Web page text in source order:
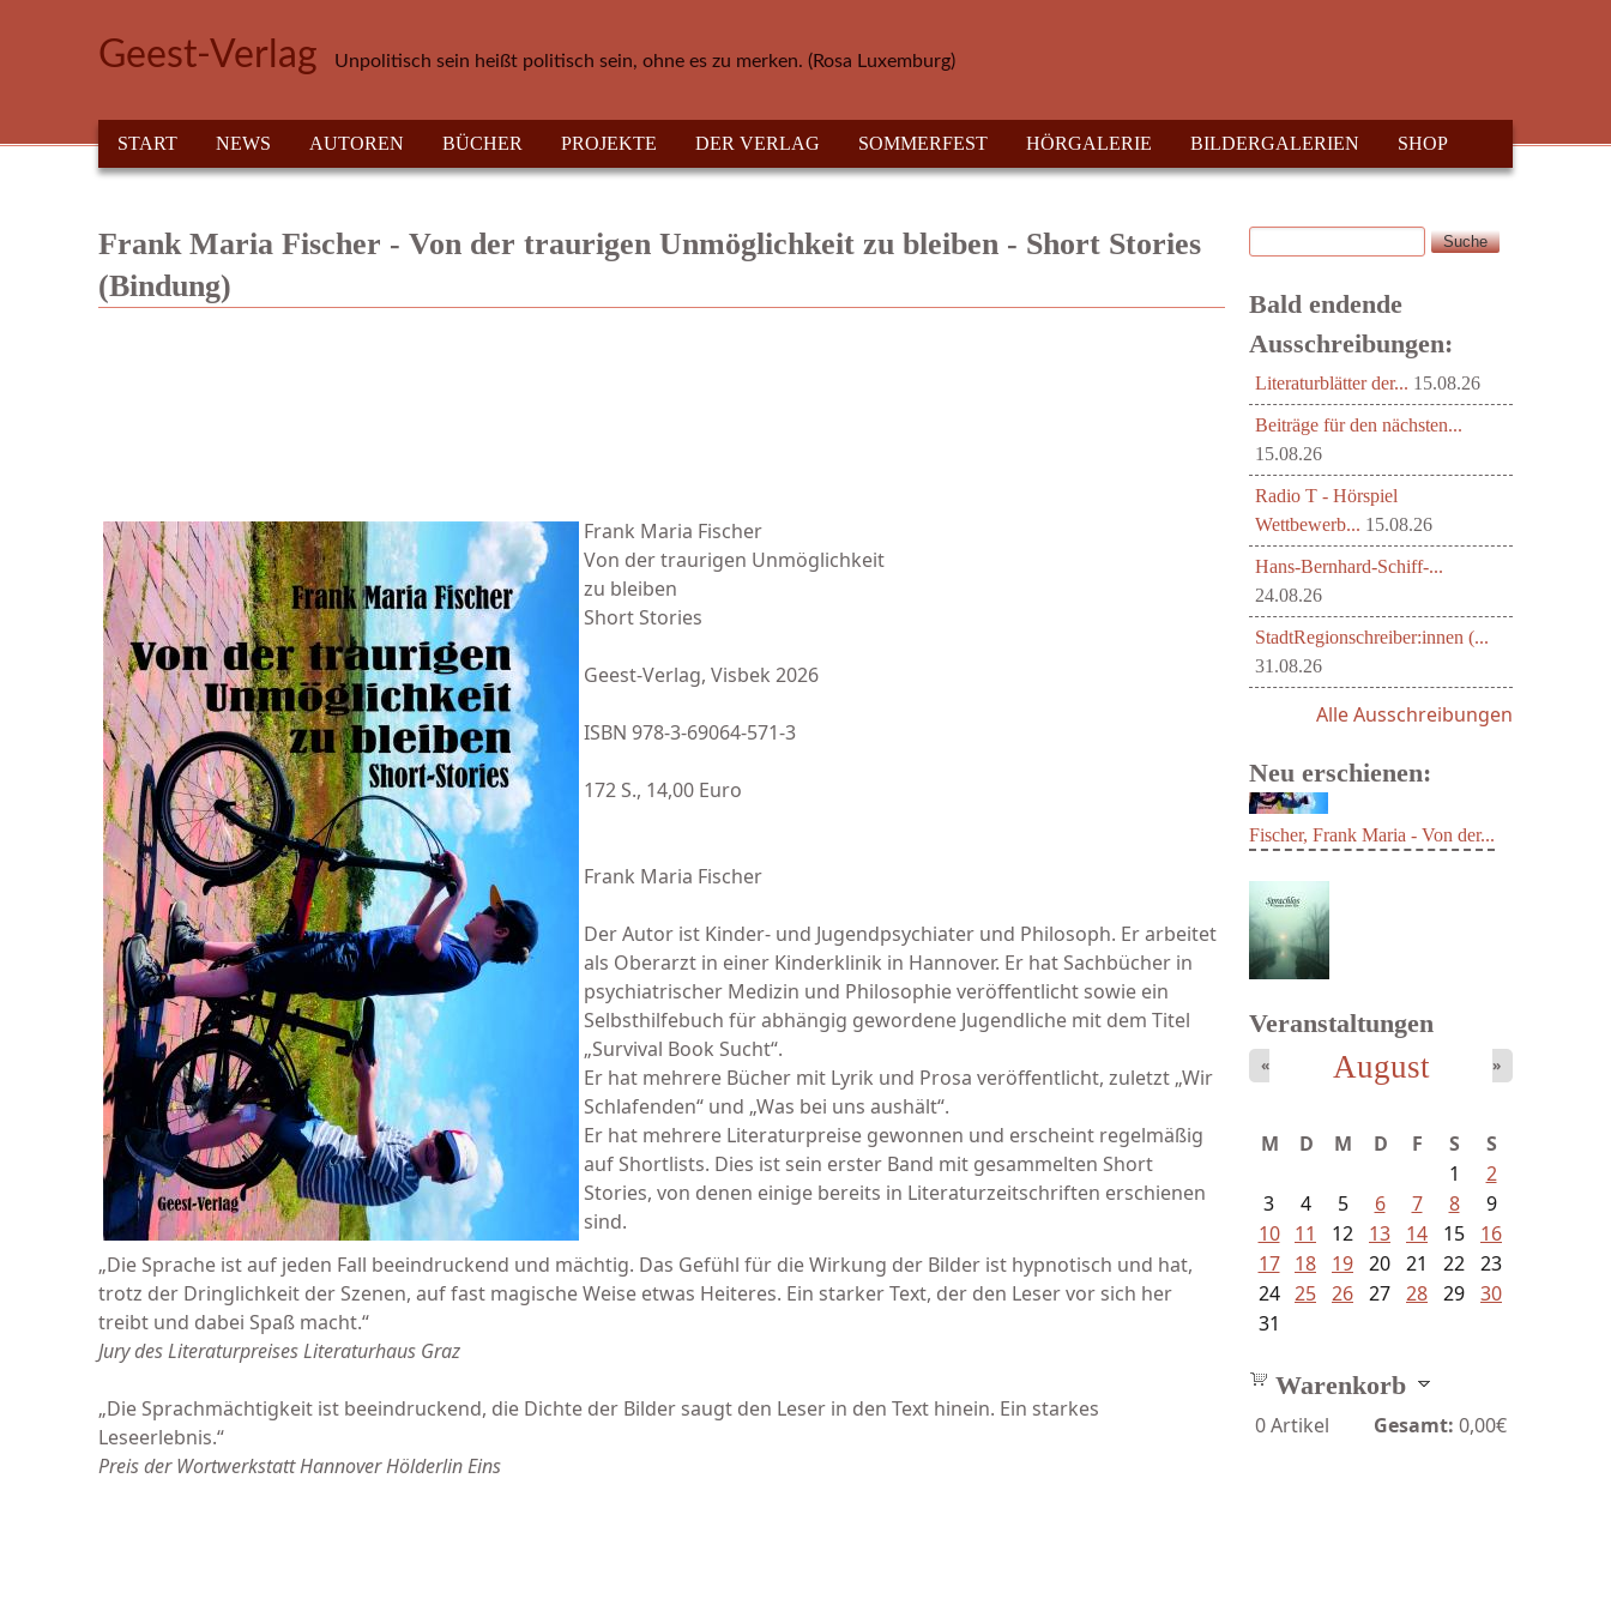
Geest-Verlag Unpolitisch sein heißt politisch sein, ohne es zu merken. (Rosa Luxemburg)
HAUPTMENÜ
START NEWS AUTOREN BÜCHER PROJEKTE DER VERLAG SOMMERFEST HÖRGALERIE BILDERGALERIEN SHOP
Frank Maria Fischer - Von der traurigen Unmöglichkeit zu bleiben - Short Stories
(Bindung)
Frank Maria Fischer
Von der traurigen Unmöglichkeit
zu bleiben
Short Stories
Geest-Verlag, Visbek 2026
ISBN 978-3-69064-571-3
172 S., 14,00 Euro
Frank Maria Fischer
Der Autor ist Kinder- und Jugendpsychiater und Philosoph. Er arbeitet
als Oberarzt in einer Kinderklinik in Hannover. Er hat Sachbücher in
psychiatrischer Medizin und Philosophie veröffentlicht sowie ein
Selbsthilfebuch für abhängig gewordene Jugendliche mit dem Titel
„Survival Book Sucht“.
Er hat mehrere Bücher mit Lyrik und Prosa veröffentlicht, zuletzt „Wir
Schlafenden“ und „Was bei uns aushält“.
Er hat mehrere Literaturpreise gewonnen und erscheint regelmäßig
auf Shortlists. Dies ist sein erster Band mit gesammelten Short
Stories, von denen einige bereits in Literaturzeitschriften erschienen
sind.
„Die Sprache ist auf jeden Fall beeindruckend und mächtig. Das Gefühl für die Wirkung der Bilder ist hypnotisch und hat,
trotz der Dringlichkeit der Szenen, auf fast magische Weise etwas Heiteres. Ein starker Text, der den Leser vor sich her
treibt und dabei Spaß macht.“
Jury des Literaturpreises Literaturhaus Graz
„Die Sprachmächtigkeit ist beeindruckend, die Dichte der Bilder saugt den Leser in den Text hinein. Ein starkes
Leseerlebnis.“
Preis der Wortwerkstatt Hannover Hölderlin Eins
Suchformular
Suche
Bald endende
Ausschreibungen:
Literaturblätter der... 15.08.26
Beiträge für den nächsten...
15.08.26
Radio T - Hörspiel
Wettbewerb... 15.08.26
Hans-Bernhard-Schiff-...
24.08.26
StadtRegionschreiber:innen (...
31.08.26
Alle Ausschreibungen
Neu erschienen:
Fischer, Frank Maria - Von der...
Veranstaltungen
August
« »
M D M D F S
S
1
2
3
4 5 6 7 8
9
10
11 12 13 14 15
16
17
18 19 20 21 22 23
24 25 26 27 28 29 30
31
Warenkorb
0Artikel Gesamt: 0,00€